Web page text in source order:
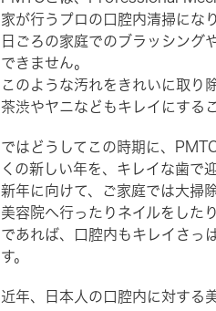
家が行うプロの口腔内清掃にな
日ごろの家庭でのブラッシング
できません。
このような汚れをきれいに取り
茶渋やヤニなどもキレイにする
ではどうしてこの時期に、
くの新しい年を、キレイな歯で
新年に向けて、ご家庭では大掃
美容院へ行ったりネイルをした
であれば、口腔内もキレイさっ
す。
近年、日本人の口腔内に対する